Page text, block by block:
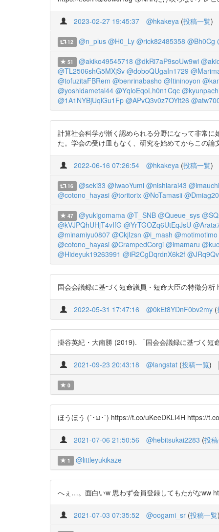
2023-02-27 19:45:37 @hkakeya (投稿一覧)
12 @n_plus @H0_Ly @rick82485358 @Bh0Cg
51 @akiko49545718 @dkRi7aP9soUw9wi
@TL2506shG5MXjSv @doboQUgaIn1729
@tofuzitaFBRem @benrinabasho @Itininoyon
@yoshidametal44 @YqloEqoLh0n1Cqc
@1A1NYBjUqlGu1Fp @APvQ3v0z7OYlt26
計算社会科学が漸く認められる分野になって非常
た。学会の受け皿もなく、研究を始めてからこの
2022-06-16 07:26:54 @hkakeya (投稿一覧)
16 @seki33 @IwaoYumi @nishiarai43
@cotono_hayasi @toritorix @NoTamasii
47 @yukigomama @T_SNB @Queue_sys
@kVJPQhUHjT4vIfG @YrTGOZq6UtEqJsU
@minamiyu0807 @CkjIzsn @i_mash @motimotimo
@cotono_hayasi @CrampedCorgi @imamaru
@Hideyuk19263991 @iR2CgDqrdnX6k2f
国会会議録に基づく短命議員・短命大臣の特徴分
2022-05-31 17:47:16 @0kEt8YDnF0bv2my (
掛谷英紀・大南勝 (2019). 「国会会議録に基づく
2021-09-23 20:43:18 @langstat (投稿一覧)
0
ほうほう (´･ω･`) https://t.co/uKeeDKLI4H https://
2021-07-06 21:50:56 @hebitsukai2283 (投
1 @littleyukikaze
へぇ…。面白いw 思わず会員登録してもたがなww
2021-07-03 07:35:52 @oogami_sr (投稿一覧